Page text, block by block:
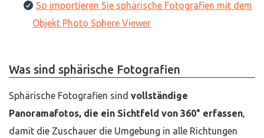
So importieren Sie sphärische Fotografien mit dem
Objekt Photo Sphere Viewer
Was sind sphärische Fotografien
Sphärische Fotografien sind vollständige
Panoramafotos, die ein Sichtfeld von 360° erfassen
damit die Zuschauer die Umgebung in alle Richtungen